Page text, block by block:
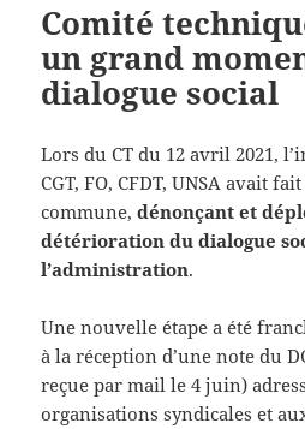
Comité
un grand
dialogue social
Lors du CT du 12 avril 2021,
CGT, FO, CFDT, UNSA avait
commune,dénonçant et
détérioration du dialogue
l’administration.
Une nouvelle étape a été
à la réception d’une note du
reçue par mail le 4 juin)
organisations syndicales et